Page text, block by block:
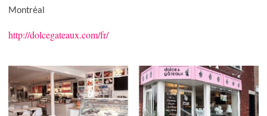
Montréal
http://dolcegateaux.com/fr/